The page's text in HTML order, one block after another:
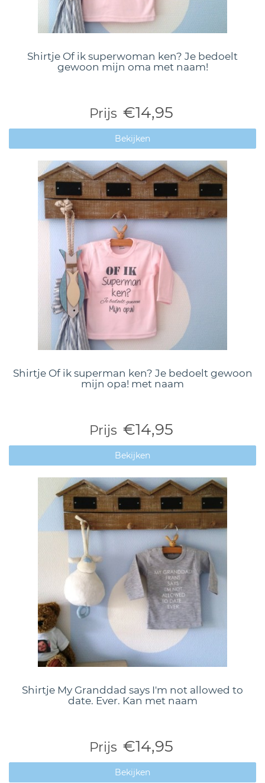
Shirtje Of ik superwoman ken? Je bedoelt
gewoon mijn oma met naam!
Prijs €14,95
Bekijken
Shirtje Of ik superman ken? Je bedoelt gewoon
mijn opa! met naam
Prijs €14,95
Bekijken
Shirtje My Granddad says I'm not allowed to
date. Ever. Kan met naam
Prijs €14,95
Bekijken